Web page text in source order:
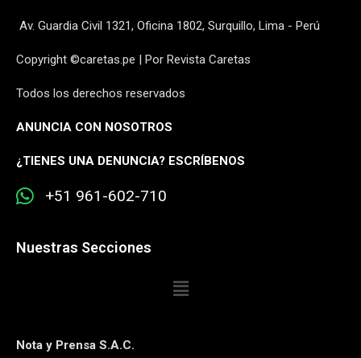
Av. Guardia Civil 1321, Oficina 1802, Surquillo, Lima - Perú
Copyright ©caretas.pe | Por Revista Caretas
Todos los derechos reservados
ANUNCIA CON NOSOTROS
¿TIENES UNA DENUNCIA? ESCRÍBENOS
+51 961-602-710
Nuestras Secciones
Nota y Prensa S.A.C.